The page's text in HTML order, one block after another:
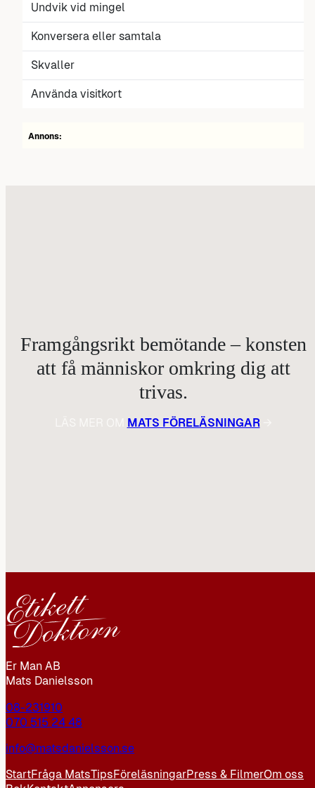
Undvik vid mingel
Konversera eller samtala
Skvaller
Använda visitkort
Annons:
Framgångsrikt bemötande – konsten
att få människor omkring dig att
trivas.
MATS FÖRELÄSNINGAR→
Er Man AB
Mats Danielsson
08-231910
070 515 24 48
info@matsdanielsson.se
StartFråga MatsTipsFöreläsningarPress & FilmerOm oss